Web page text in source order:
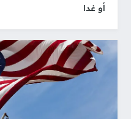
أو غدا